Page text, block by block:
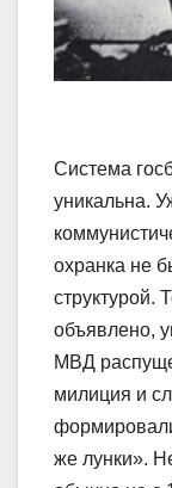
Система
уникальна.
охранка не
структурой.
объявлено,
МВД
милиция и
же лунки».